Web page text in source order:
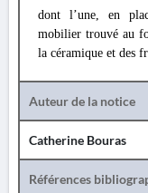
dont l’une, en
mobilier trouvé au
la céramique et des
Auteur de la notice
Catherine Bouras
Références